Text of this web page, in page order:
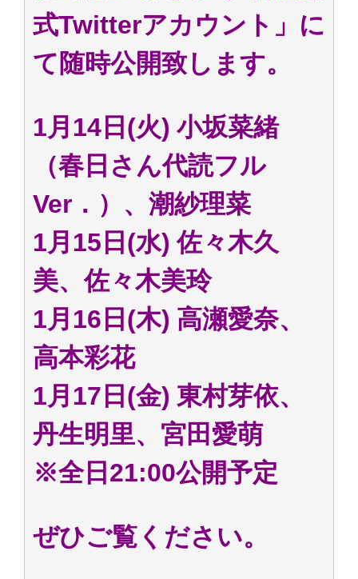
式Twitterアカウント」に
て随時公開致します。
1月14日(火) 小坂菜緒
（春日さん代読フル
Ver．）、潮紗理菜
1月15日(水) 佐々木久
美、佐々木美玲
1月16日(木) 高瀬愛奈、
高本彩花
1月17日(金) 東村芽依、
丹生明里、宮田愛萌
※全日21:00公開予定
ぜひご覧ください。